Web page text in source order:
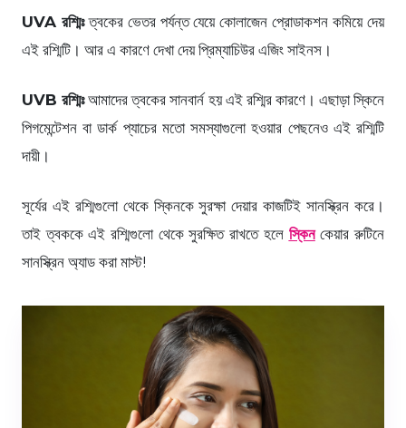
UVA রশ্মিঃত্বকের ভেতর পর্যন্ত যেয়ে কোলাজেন প্রোডাকশন কমিয়ে দেয়
এই রশ্মিটি। আর এ কারণে দেখা দেয় প্রিম্যাচিউর এজিং সাইনস।
UVB রশ্মিঃআমাদের ত্বকের সানবার্ন হয় এই রশ্মির কারণে। এছাড়া স্কিনে
পিগমেন্টেশন বা ডার্ক প্যাচের মতো সমস্যাগুলো হওয়ার পেছনেও এই রশ্মিটি
দায়ী।
সূর্যের এই রশ্মিগুলো থেকে স্কিনকে সুরক্ষা দেয়ার কাজটিই সানস্ক্রিন করে।
তাই ত্বককে এই রশ্মিগুলো থেকে সুরক্ষিত রাখতে হলে স্কিনকেয়ার রুটিনে
সানস্ক্রিন অ্যাড করা মাস্ট!